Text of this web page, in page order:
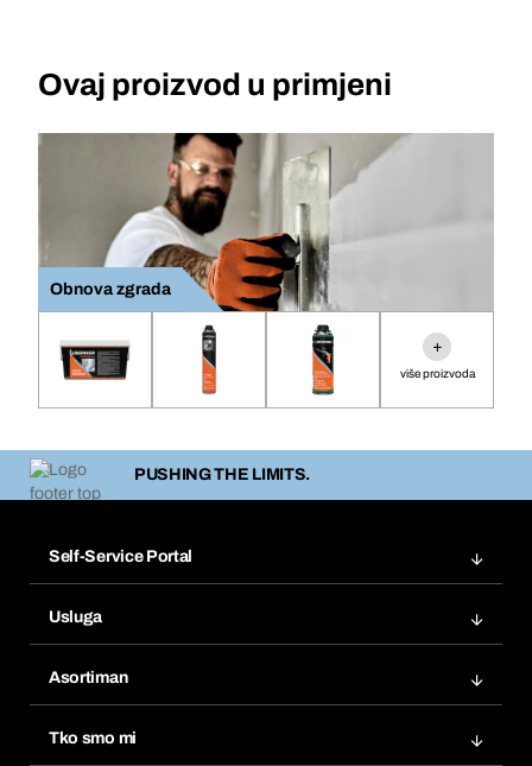
Ovaj proizvod u primjeni
Obnova zgrada
+
više proizvoda
PUSHING THE LIMITS.
Self-Service Portal
Popisi želja
Ponovno naručivanje
Pretplate
Usluga
Tražitelji proizvoda
Asortiman
Tko smo mi